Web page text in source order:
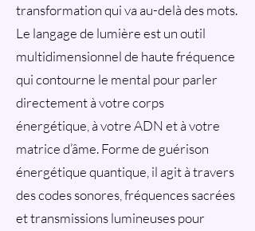
transformation qui va au-delà des mots.
Le langage de lumière est un outil
multidimensionnel de haute fréquence
qui contourne le mental pour parler
directement à votre corps
énergétique, à votre ADN et à votre
matrice d’âme. Forme de guérison
énergétique quantique, il agit à travers
des codes sonores, fréquences sacrées
et transmissions lumineuses pour